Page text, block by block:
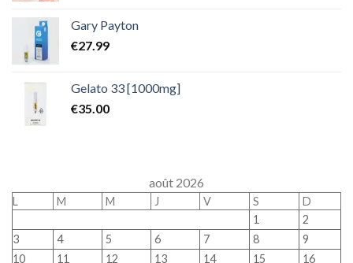
Gary Payton
€27.99
Gelato 33 [1000mg]
€35.00
août 2026
L M M J V S
D
1
2
3
4 5 6 7 8
9
10
11 12 13 14 15 16